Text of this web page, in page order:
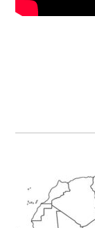
Primary
Sidebar